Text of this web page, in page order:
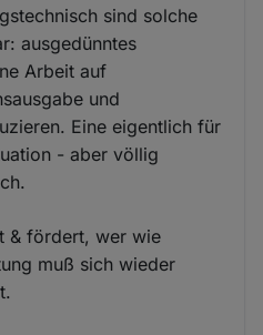
sind solche
ausgedünntes
Arbeit auf
und
Eine eigentlich für
- aber völlig
& fördert, wer wie
muß sich wieder